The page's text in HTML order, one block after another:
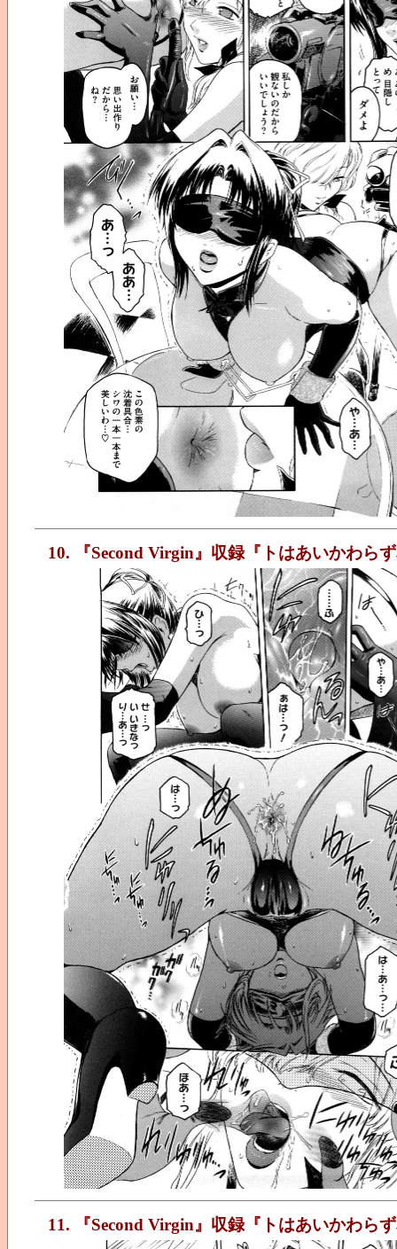
10. 『Second Virgin』収録『トはあいかわら
11. 『Second Virgin』収録『トはあいかわら